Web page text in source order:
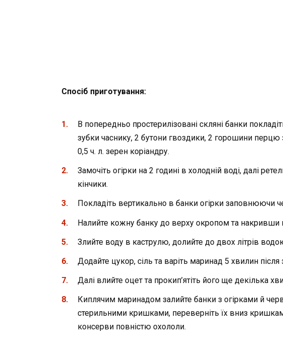
Спосіб приготування:
В попередньо простерилізовані скляні банки
зубки часнику, 2 бутони гвоздики, 2 горошини
0,5 ч. л. зерен коріандру.
Замочіть огірки на 2 годині в холодній воді, далі
кінчики.
Покладіть вертикально в банки огірки
Налийте кожну банку до верху окропом та
Злийте воду в каструлю, долийте до двох літрів
Додайте цукор, сіль та варіть маринад 5 хвилин після
Далі влийте оцет та прокип’ятіть його ще декілька
Киплячим маринадом залийте банки з огірками й
стерильними кришками, переверніть їх вниз
консерви повністю охололи.